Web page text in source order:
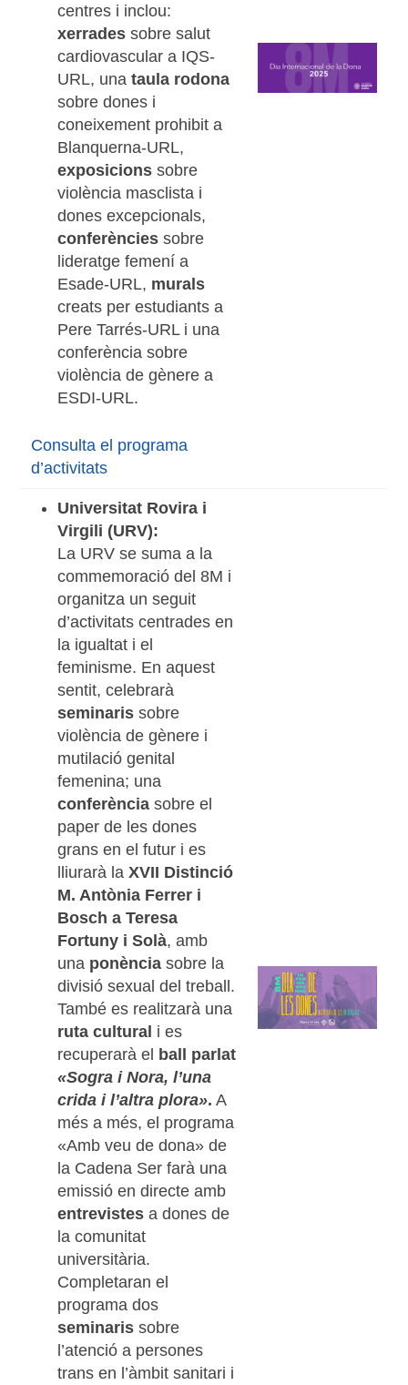
centres i inclou:
xerrades sobre salut
cardiovascular a IQS-
URL, unataula rodona
sobre dones i
coneixement prohibit a
Blanquerna-URL,
exposicions sobre
violència masclista i
dones excepcionals,
conferències sobre
lideratge femení a
Esade-URL, murals
creats per estudiants a
Pere Tarrés-URL i una
conferència sobre
violència de gènere a
ESDI-URL.
Consulta el programa
d’activitats
Universitat Rovira i
Virgili (URV):
La URV se suma a la
commemoració del 8M i
organitza un seguit
d’activitats centrades en
la igualtat i el
feminisme. En aquest
sentit, celebrarà
seminaris sobre
violència de gènere i
mutilació genital
femenina; una
conferència sobre el
paper de les dones
grans en el futur i es
lliurarà laXVII Distinció
M. Antònia Ferrer i
Bosch a Teresa
Fortuny i Solà, amb
una ponència sobre la
divisió sexual del treball.
També es realitzarà una
ruta cultural i es
recuperarà el ball parlat
«Sogra i Nora, l’una
crida i l’altra plora». A
més a més, el programa
«Amb veu de dona» de
la Cadena Ser farà una
emissió en directe amb
entrevistes a dones de
la comunitat
universitària.
Completaran el
programa dos
seminaris sobre
l’atenció a persones
trans en l’àmbit sanitari i